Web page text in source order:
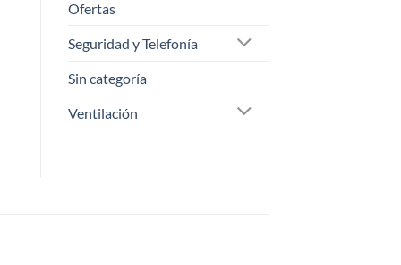
Ofertas
Seguridad y Telefonía
Sin categoría
Ventilación